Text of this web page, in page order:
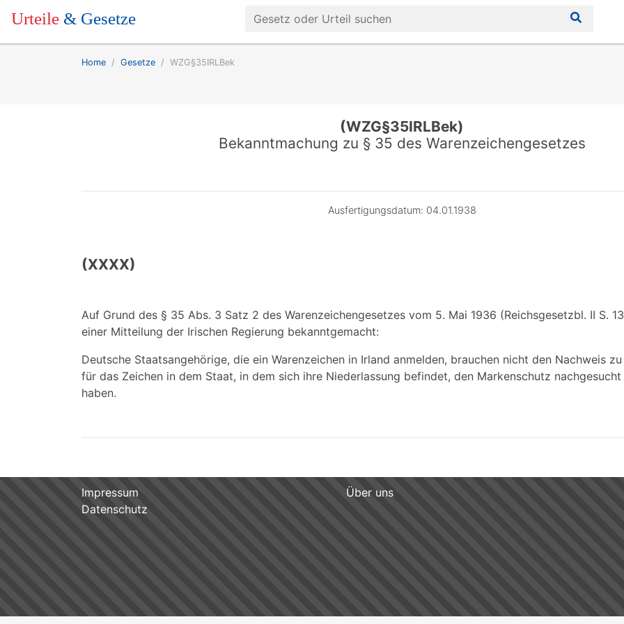
Urteile & Gesetze
Home Gesetze WZG§35IRLBek
(WZG§35IRLBek)
Bekanntmachung zu § 35 des Warenzeichengesetzes
Ausfertigungsdatum: 04.01.1938
(XXXX)
Auf Grund des § 35 Abs. 3 Satz 2 des Warenzeichengesetzes vom 5. Mai 1936 (Reichsgesetzbl. II S.
einer Mitteilung der Irischen Regierung bekanntgemacht:
Deutsche Staatsangehörige, die ein Warenzeichen in Irland anmelden, brauchen nicht den Nachweis
für das Zeichen in dem Staat, in dem sich ihre Niederlassung befindet, den Markenschutz
haben.
Impressum
Über uns
Datenschutz